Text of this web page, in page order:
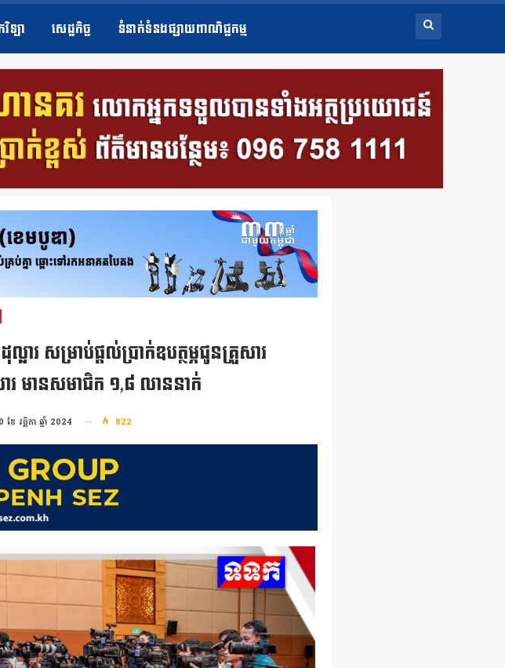
ទ្យា សេដ្ឋកិច្ច ទំនាក់ទំនងផ្សាយពាណិជ្ជកម្ម
ារ សម្រាប់ផ្តល់ប្រាក់ឧបត្ថម្ភជូនគ្រួសារ
មានសមាជិក ១,៨ លាននាក់
ខែ វច្ឆិកា ឆ្នាំ 2024 822